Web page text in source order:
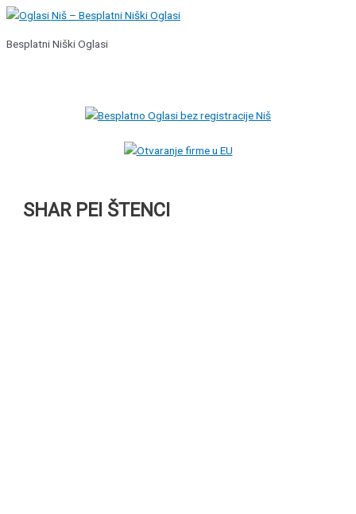
Pređi
sadržaj
Besplatni Niški Oglasi
SHAR PEI ŠTENCI